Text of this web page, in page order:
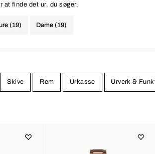
at finde det ur, du søger.
(19) Dame (19)
Skive Rem Urkasse Urverk &